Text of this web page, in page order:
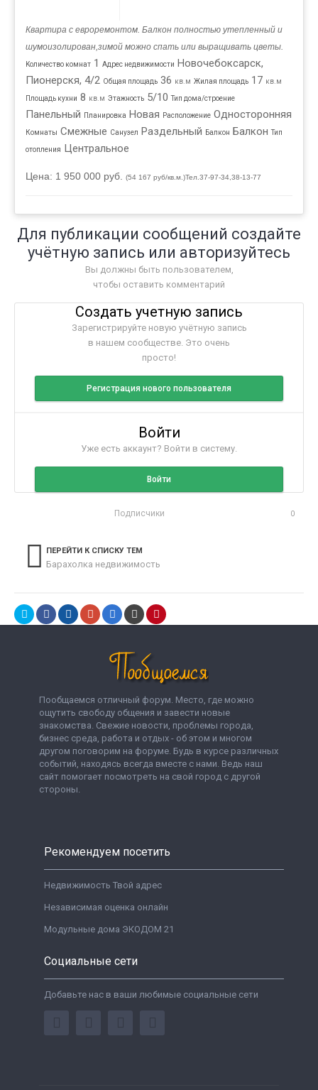
Квартира с евроремонтом. Балкон полностью утепленный и
шумоизолирован,зимой можно спать или выращивать цветы.
Kоличество комнат 1 Адрес недвижимости Новочебоксарск,
Пионерскя, 4/2 Общая площадь 36 кв.м Жилая площадь 17 кв.м
Площадь кухни 8 кв.м Этажность 5/10Тип дома/строение
Панельный Планировка Новая Расположение Односторонняя
Комнаты Смежные Санузел Раздельный Балкон БалконТип
отопления Центральное
Цена: 1 950 000 руб. (54 167 руб/кв.м.)Тел.37-97-34,38-13-77
Для публикации сообщений создайте
учётную запись или авторизуйтесь
Вы должны быть пользователем,
чтобы оставить комментарий
Создать учетную запись
Зарегистрируйте новую учётную запись
в нашем сообществе. Это очень
просто!
Регистрация нового пользователя
Войти
Уже есть аккаунт? Войти в систему.
Войти
Подписчики 0
ПЕРЕЙТИ К СПИСКУ ТЕМ
Барахолка недвижимость
Пообщаемся отличный форум. Место, где можно
ощутить свободу общения и завести новые
знакомства. Свежие новости, проблемы города,
бизнес среда, работа и отдых - об этом и многом
другом поговорим на форуме. Будь в курсе различных
событий, находясь всегда вместе с нами. Ведь наш
сайт помогает посмотреть на свой город с другой
стороны.
Рекомендуем посетить
Недвижимость Твой адрес
Независимая оценка онлайн
Модульные дома ЭКОДОМ 21
Социальные сети
Добавьте нас в ваши любимые социальные сети